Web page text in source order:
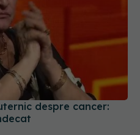
despre cancer: